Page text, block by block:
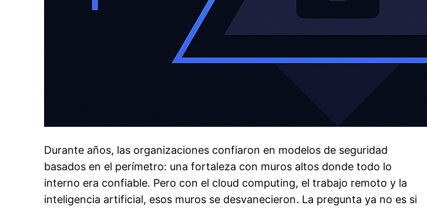
Durante años, las organizaciones confiaron en modelos de seguridad
basados en el perímetro: una fortaleza con muros altos donde todo lo
interno era confiable. Pero con el cloud computing, el trabajo remoto y la
inteligencia artificial, esos muros se desvanecieron. La pregunta ya no es si